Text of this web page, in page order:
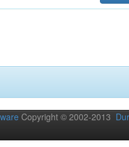
Copyright © 2002-2013